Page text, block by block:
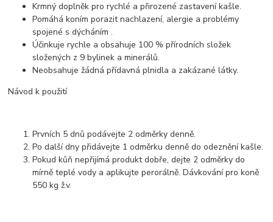
Krmný doplněk pro rychlé a přirozené zastavení kašle.
Pomáhá koním porazit nachlazení, alergie a problémy
spojené s dýcháním .
Účinkuje rychle a obsahuje 100 % přírodních složek
složených z 9 bylinek a minerálů.
Neobsahuje žádná přídavná plnidla a zakázané látky.
Návod k použití
Prvních 5 dnů podávejte 2 odměrky denně.
Po další dny přidávejte 1 odměrku denně do odeznění kašle.
Pokud kůň nepřijímá produkt dobře, dejte 2 odměrky do
mírně teplé vody a aplikujte perorálně. Dávkování pro koně
550 kg ž.v.